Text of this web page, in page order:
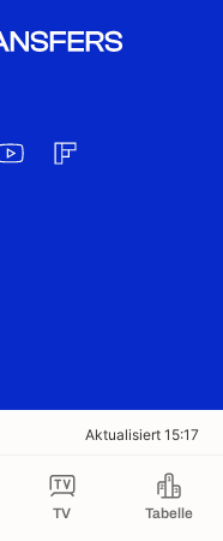
TV Tabelle
Aktualisiert 15:17